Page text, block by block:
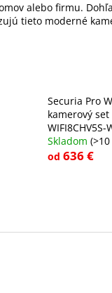
alebo firmu.
tieto moderné
Securia Pro
kamerový set
WIFI8CHV5S-
Skladom
od 636 €